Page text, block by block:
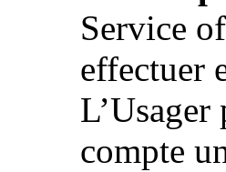
Service
effectuer
compte